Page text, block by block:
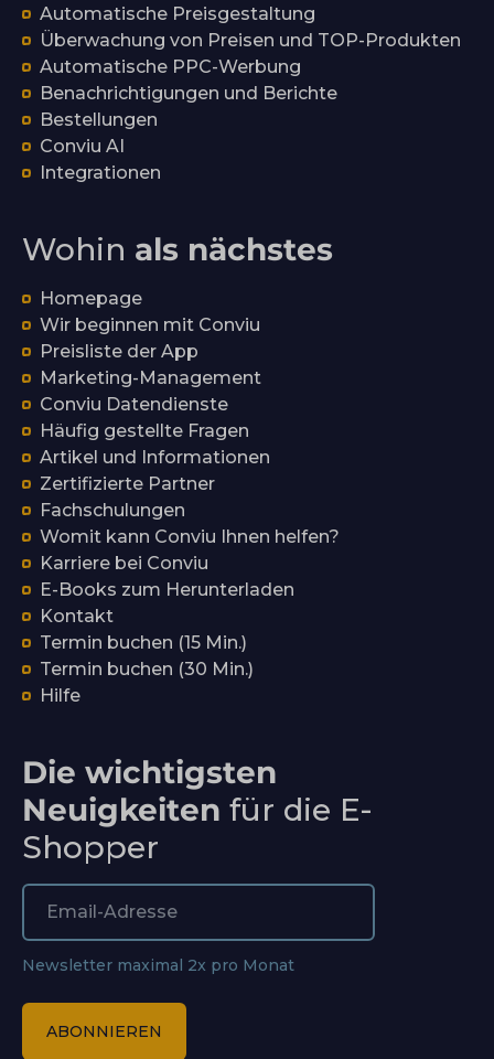
Automatische Preisgestaltung
Überwachung von Preisen und TOP-Produkten
Automatische PPC-Werbung
Benachrichtigungen und Berichte
Bestellungen
Conviu AI
Integrationen
Wohin als nächstes
Homepage
Wir beginnen mit Conviu
Preisliste der App
Marketing-Management
Conviu Datendienste
Häufig gestellte Fragen
Artikel und Informationen
Zertifizierte Partner
Fachschulungen
Womit kann Conviu Ihnen helfen?
Karriere bei Conviu
E-Books zum Herunterladen
Kontakt
Termin buchen (15 Min.)
Termin buchen (30 Min.)
Hilfe
Die wichtigsten
Neuigkeiten für die E-
Shopper
Newsletter maximal 2x pro Monat
ABONNIEREN